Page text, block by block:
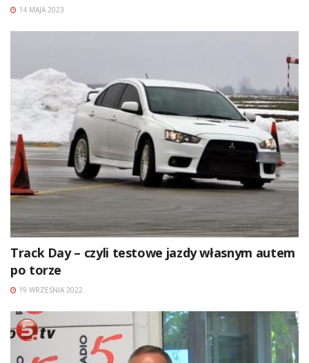
14 MAJA 2023
Track Day – czyli testowe jazdy własnym autem
po torze
19 WRZEŚNIA 2022